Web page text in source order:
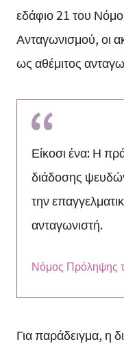
εδάφιο 21 του
Ανταγωνισμού, οι
ως αθέμιτος
Είκοσι ένα: Η
διάδοσης
την
ανταγωνιστή.
Νόμος Πρόληψης
Για παράδειγμα, η